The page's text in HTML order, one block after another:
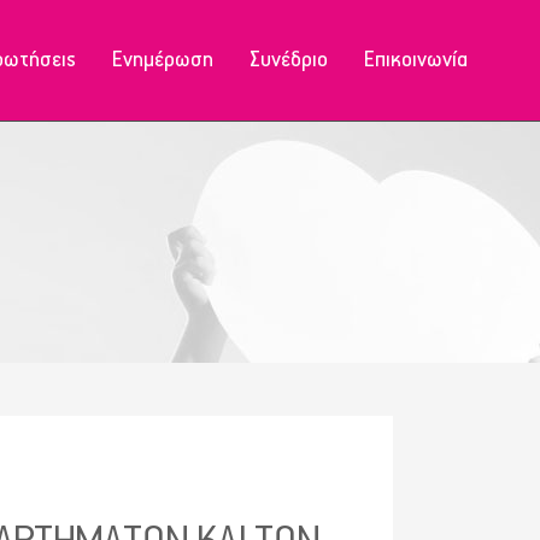
Ενημέρωση Συνέδριο Επικοινωνία